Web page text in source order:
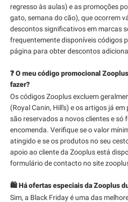
regresso às aulas) e as promoções
gato, semana do cão), que ocorrem
descontos significativos em marcas
frequentemente disponíveis códigos
página para obter descontos
❓ O meu código promocional
fazer?
Os códigos Zooplus excluem
(Royal Canin, Hill's) e os artigos já
são reservados a novos clientes e só
encomenda. Verifique se o valor
atingido e se os produtos no seu
apoio ao cliente da Zooplus está
formulário de contacto no site
🛍️ Há ofertas especiais da Zooplus
Sim, a Black Friday é uma das